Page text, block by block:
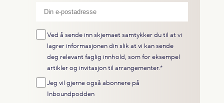
Ved å sende inn skjemaet samtykker du til at vi
lagrer informasjonen din slik at vi kan sende
deg relevant faglig innhold, som for eksempel
artikler og invitasjon til arrangementer.*
Jeg vil gjerne også abonnere på
Inboundpodden